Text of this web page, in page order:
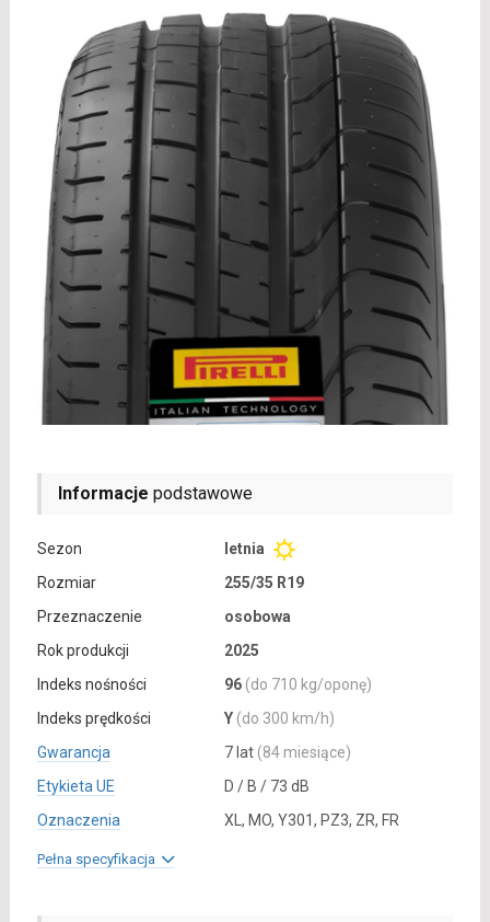
Informacje podstawowe
Sezon
letnia
Rozmiar
255/35 R19
Przeznaczenie
osobowa
Rok produkcji
2025
Indeks nośności
96 (do 710 kg/oponę)
Indeks prędkości
Y (do 300 km/h)
Gwarancja
7 lat (84 miesiące)
Etykieta UE
D / B / 73 dB
Oznaczenia
XL, MO, Y301, PZ3, ZR, FR
Pełna specyfikacja